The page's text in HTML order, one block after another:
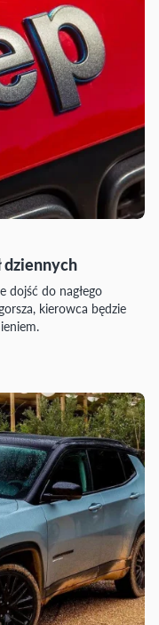
dziennych
dojść do nagłego
kierowca będzie